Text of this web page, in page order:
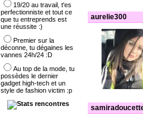
aurelie300
19/20 au travail, t'es
perfectionniste et tout ce
que tu entreprends est
une réussite :)
Premier sur la
déconne, tu dégaines les
vannes 24h/24 :D
Au top de la mode, tu
possèdes le dernier
gadget high-tech et un
style de fashion victim :p